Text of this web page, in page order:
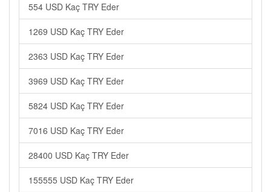
554 USD Kaç TRY Eder
1269 USD Kaç TRY Eder
2363 USD Kaç TRY Eder
3969 USD Kaç TRY Eder
5824 USD Kaç TRY Eder
7016 USD Kaç TRY Eder
28400 USD Kaç TRY Eder
155555 USD Kaç TRY Eder